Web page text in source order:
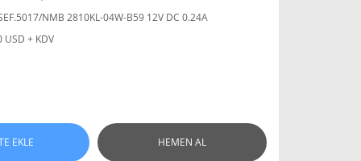
NMB 2810KL-04W-B59 12V DC 0.24A
USD + KDV
EKLE HEMEN AL